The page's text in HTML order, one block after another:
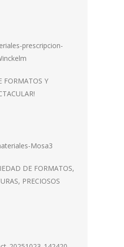
FORMATOS Y
DE FORMATOS,
PRECIOSOS